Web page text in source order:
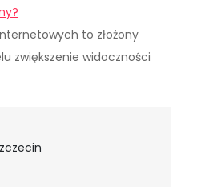
to złożony
zwiększenie widoczności